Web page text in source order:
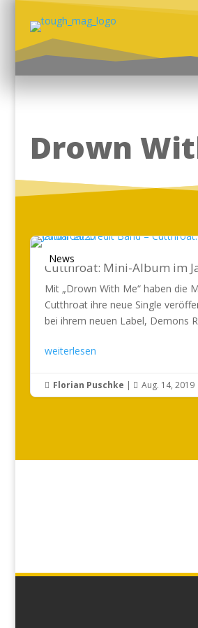
Drown
News
Cutthroat: Mini-Album im
Mit „Drown With Me“ haben die
Cutthroat ihre neue Single
bei ihrem neuen Label, Demons
weiterlesen
 Florian Puschke |  Aug. 14, 2019